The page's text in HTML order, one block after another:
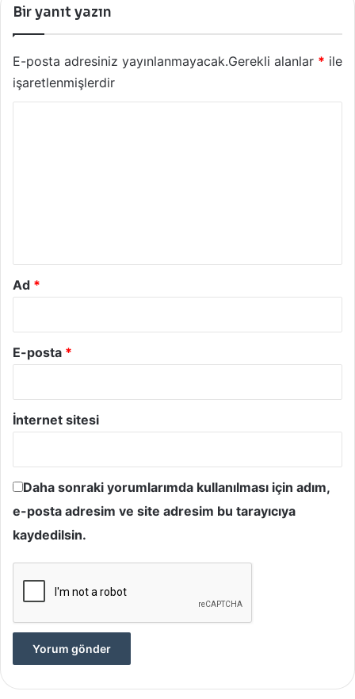
Bir yanıt yazın
E-posta adresiniz yayınlanmayacak.Gerekli alanlar * ile
işaretlenmişlerdir
Ad *
E-posta *
İnternet sitesi
Daha sonraki yorumlarımda kullanılması için adım,
e-posta adresim ve site adresim bu tarayıcıya
kaydedilsin.